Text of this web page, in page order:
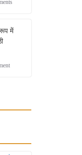
रूप में